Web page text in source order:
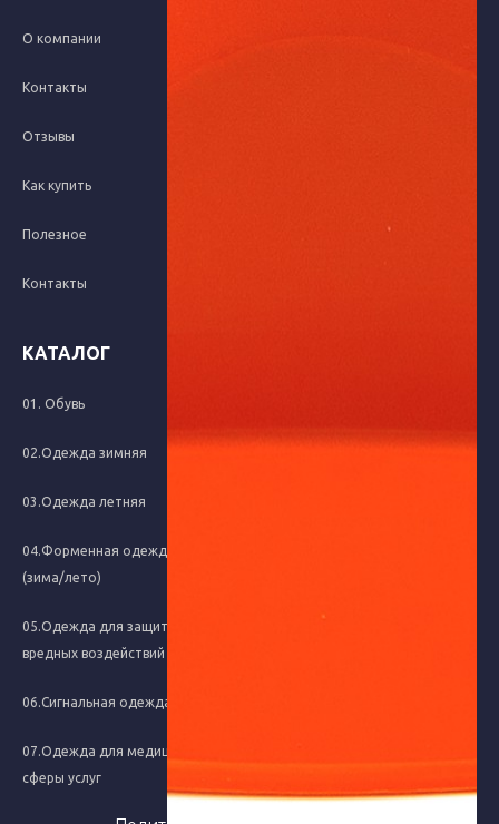
КАТАЛОГ
01. Обувь
02.Одежда зимняя
03.Одежда летняя
04.Форменная одежда
(зима/лето)
05.Одежда для защиты от
вредных воздействий
06.Сигнальная одежда
07.Одежда для медицины и
сферы услуг
О компании
Контакты
Отзывы
Как купить
Полезное
Контакты
mail@compass25.ru